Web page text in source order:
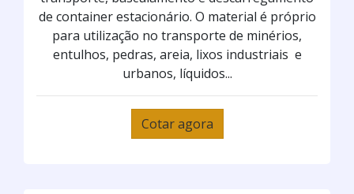
de container estacionário. O material é próprio
para utilização no transporte de minérios,
entulhos, pedras, areia, lixos industriais e
urbanos, líquidos...
Cotar agora